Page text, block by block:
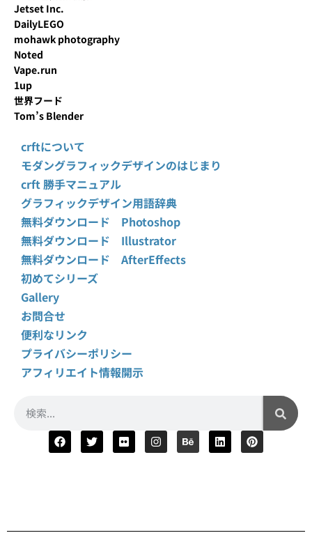
Jetset Inc.
DailyLEGO
mohawk photography
Noted
Vape.run
1up
世界フード
Tom’s Blender
crftについて
モダングラフィックデザインのはじまり
crft 勝手マニュアル
グラフィックデザイン用語辞典
無料ダウンロード Photoshop
無料ダウンロード Illustrator
無料ダウンロード AfterEffects
初めてシリーズ
Gallery
お問合せ
便利なリンク
プライバシーポリシー
アフィリエイト情報開示